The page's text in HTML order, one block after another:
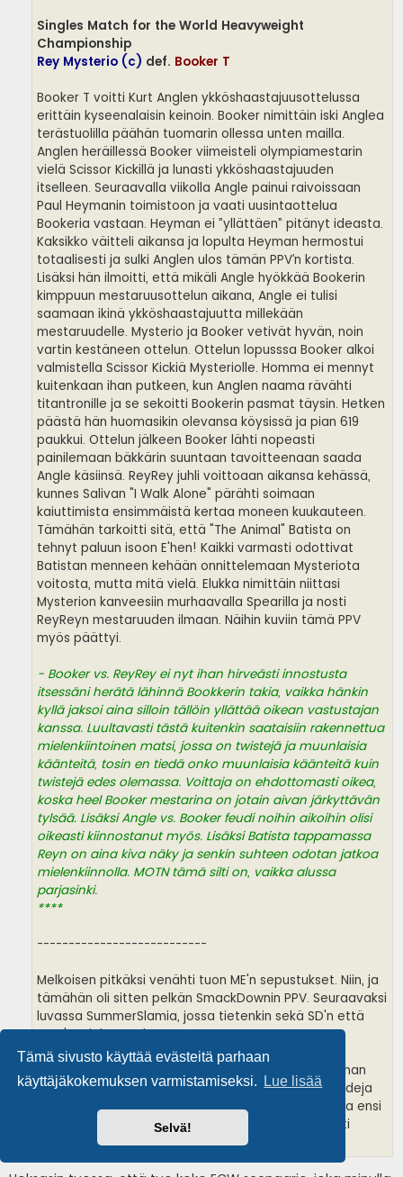
Tämä sivusto käyttää evästeitä parhaan
käyttäjäkokemuksen varmistamiseksi.
Lue lisää
Selvä!
Singles Match for the World Heavyweight
Championship
Rey Mysterio (c) def. Booker T
Booker T voitti Kurt Anglen ykköshaastajuusottelussa
erittäin kyseenalaisin keinoin. Booker nimittäin iski Anglea
terästuolilla päähän tuomarin ollessa unten mailla.
Anglen heräillessä Booker viimeisteli olympiamestarin
vielä Scissor Kickillä ja lunasti ykköshaastajuuden
itselleen. Seuraavalla viikolla Angle painui raivoissaan
Paul Heymanin toimistoon ja vaati uusintaottelua
Bookeria vastaan. Heyman ei ”yllättäen” pitänyt ideasta.
Kaksikko väitteli aikansa ja lopulta Heyman hermostui
totaalisesti ja sulki Anglen ulos tämän PPV’n kortista.
Lisäksi hän ilmoitti, että mikäli Angle hyökkää Bookerin
kimppuun mestaruusottelun aikana, Angle ei tulisi
saamaan ikinä ykköshaastajuutta millekään
mestaruudelle. Mysterio ja Booker vetivät hyvän, noin
vartin kestäneen ottelun. Ottelun lopusssa Booker alkoi
valmistella Scissor Kickiä Mysteriolle. Homma ei mennyt
kuitenkaan ihan putkeen, kun Anglen naama rävähti
titantronille ja se sekoitti Bookerin pasmat täysin. Hetken
päästä hän huomasikin olevansa köysissä ja pian 619
paukkui. Ottelun jälkeen Booker lähti nopeasti
painilemaan bäkkärin suuntaan tavoitteenaan saada
Angle käsiinsä. ReyRey juhli voittoaan aikansa kehässä,
kunnes Salivan "I Walk Alone" pärähti soimaan
kaiuttimista ensimmäistä kertaa moneen kuukauteen.
Tämähän tarkoitti sitä, että "The Animal" Batista on
tehnyt paluun isoon E'hen! Kaikki varmasti odottivat
Batistan menneen kehään onnittelemaan Mysteriota
voitosta, mutta mitä vielä. Elukka nimittäin niittasi
Mysterion kanveesiin murhaavalla Spearilla ja nosti
ReyReyn mestaruuden ilmaan. Näihin kuviin tämä PPV
myös päättyi.
- Booker vs. ReyRey ei nyt ihan hirveästi innostusta
itsessäni herätä lähinnä Bookkerin takia, vaikka hänkin
kyllä jaksoi aina silloin tällöin yllättää oikean vastustajan
kanssa. Luultavasti tästä kuitenkin saataisiin rakennettua
mielenkiintoinen matsi, jossa on twistejä ja muunlaisia
käänteitä, tosin en tiedä onko muunlaisia käänteitä kuin
twistejä edes olemassa. Voittaja on ehdottomasti oikea,
koska heel Booker mestarina on jotain aivan järkyttävän
tylsää. Lisäksi Angle vs. Booker feudi noihin aikoihin olisi
oikeasti kiinnostanut myös. Lisäksi Batista tappamassa
Reyn on aina kiva näky ja senkin suhteen odotan jatkoa
mielenkiinnolla. MOTN tämä silti on, vaikka alussa
parjasinki.
****
---------------------------
Melkoisen pitkäksi venähti tuon ME'n sepustukset. Niin, ja
tämähän oli sitten pelkän SmackDownin PPV. Seuraavaksi
luvassa SummerSlamia, jossa tietenkin sekä SD'n että
RAW'n miehet mukana.
- Pitkät sepustukset saakin olla ja ihan kivan kortinhan
olit saanut kasaan. Ei mitään klassikoita, mutta solideja
matseja läpi illan. Mielellään odotan innolla jatkoa ja ensi
PPV yhdistettyjen rostereiden voimalla on varmasti